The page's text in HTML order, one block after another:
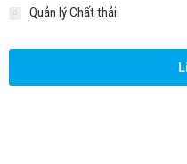
Quản lý Chất thải